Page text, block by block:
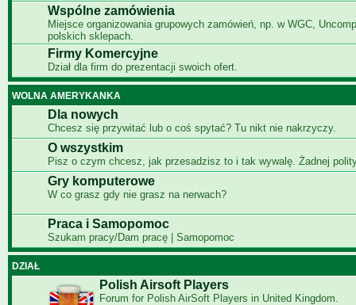
Wspólne zamówienia
Miejsce organizowania grupowych zamówień, np. w WGC,
polskich sklepach.
Firmy Komercyjne
Dział dla firm do prezentacji swoich ofert.
WOLNA AMERYKANKA
Dla nowych
Chcesz się przywitać lub o coś spytać? Tu nikt nie nakrzyczy.
O wszystkim
Pisz o czym chcesz, jak przesadzisz to i tak wywalę. Żadnej
Gry komputerowe
W co grasz gdy nie grasz na nerwach?
Praca i Samopomoc
Szukam pracy/Dam pracę | Samopomoc
DZIAŁ
Polish Airsoft Players
Forum for Polish AirSoft Players in United Kingdom.